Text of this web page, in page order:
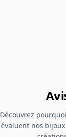
Découvrez
évaluent nos